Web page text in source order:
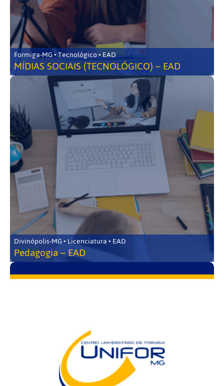
Formiga-MG • Tecnológico • EAD
MÍDIAS SOCIAIS (TECNOLÓGICO) – EAD
Divinópolis-MG • Licenciatura • EAD
Pedagogia – EAD